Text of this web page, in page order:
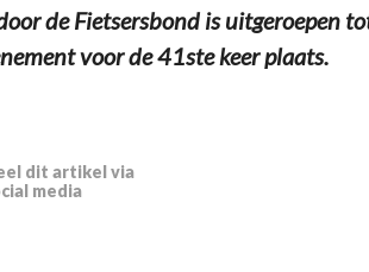
de Fietsersbond is uitgeroepen
voor de 41ste keer plaats.
dit artikel via
media